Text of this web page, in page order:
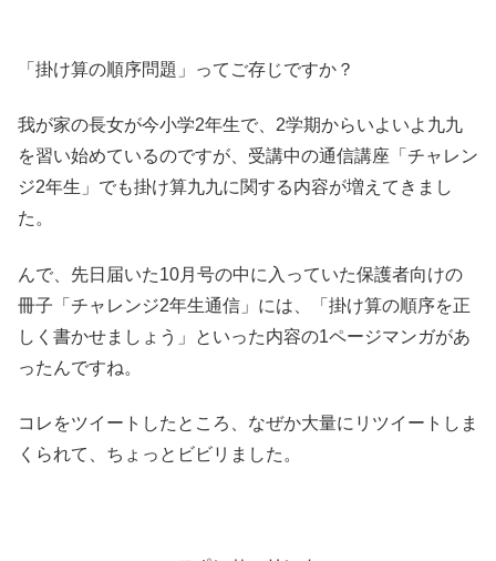
「掛け算の順序問題」ってご存じですか？
我が家の長女が今小学2年生で、2学期からいよいよ九九
を習い始めているのですが、受講中の通信講座「チャレン
ジ2年生」でも掛け算九九に関する内容が増えてきまし
た。
んで、先日届いた10月号の中に入っていた保護者向けの
冊子「チャレンジ2年生通信」には、「掛け算の順序を正
しく書かせましょう」といった内容の1ページマンガがあ
ったんですね。
コレをツイートしたところ、なぜか大量にリツイートしま
くられて、ちょっとビビリました。